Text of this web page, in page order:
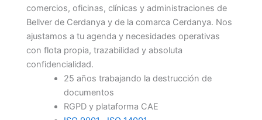
comercios, oficinas, clínicas y administraciones de
Bellver de Cerdanya y de la comarca Cerdanya. Nos
ajustamos a tu agenda y necesidades operativas
con flota propia, trazabilidad y absoluta
confidencialidad.
25 años trabajando la destrucción de
documentos
RGPD y plataforma CAE